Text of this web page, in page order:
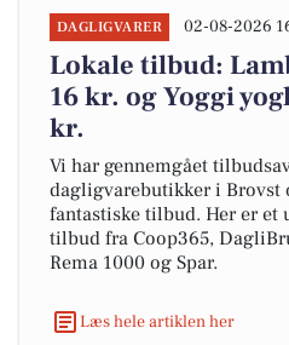
DAGLIGVARER 02-08-2026
Lokale tilbud:
16 kr. og Yoggi
kr.
Vi har gennemgået
dagligvarebutikker i Brovst
fantastiske tilbud. Her er et
tilbud fra Coop365,
Rema 1000 og Spar.
Læs hele artiklen her